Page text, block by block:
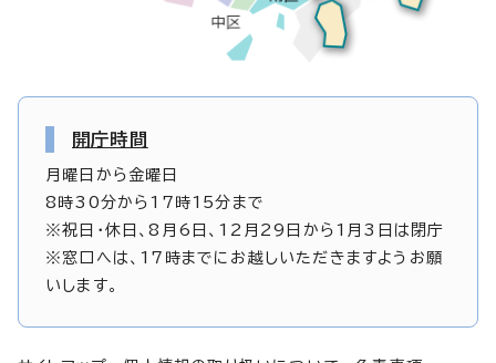
開庁時間
月曜日から金曜日
8時30分から17時15分まで
※祝日・休日、8月6日、12月29日から1月3日は閉庁
※窓口へは、17時までにお越しいただきますようお願
いします。